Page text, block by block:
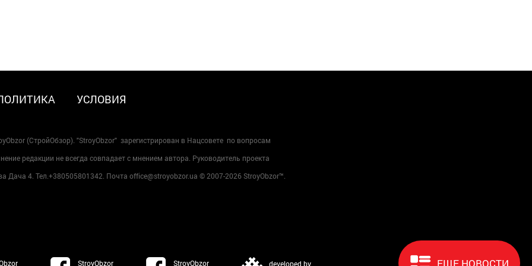
УСЛОВИЯ
(СтройОбзор). "StroyObzor" зарегистрирован в Нацсовете по вопросам
редакции не всегда совпадает с мнением автора. Руководитель проекта
Дача 4. Тел.+380505801342. Почта office@stroyobzor.ua © 2007-2026 StroyObzor™.
StroyObzor StroyObzor developed by